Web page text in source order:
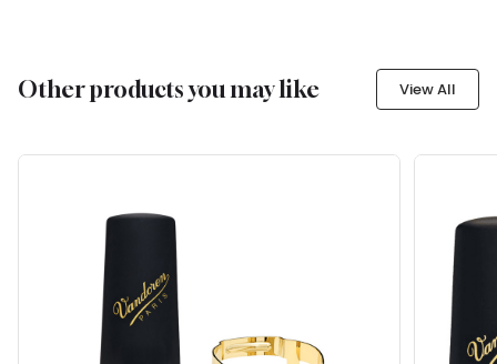
Other products you may like View All